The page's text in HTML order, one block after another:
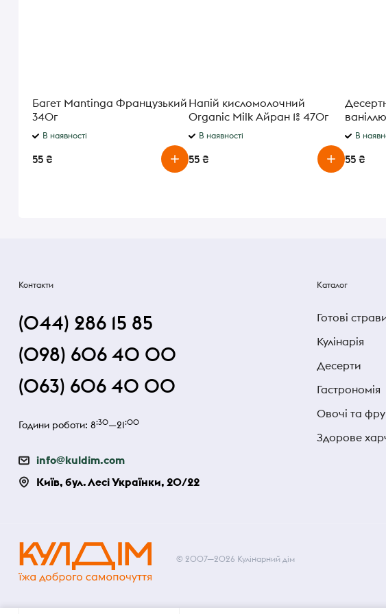
Багет Mantinga Французький
340г
В наявності
55 ₴
Напій кисломолочний
Organic Milk Айран 1% 470г
В наявності
55 ₴
В
55 ₴
Контакти
(044) 286 15 85
(098) 606 40 00
(063) 606 40 00
Години роботи: 8:30—21:00
info@kuldim.com
Київ, бул. Лесі Українки, 20/22
Каталог
Готові
Кулінарія
Десерти
Гастрономія
Овочі та
Здорове
© 2007—2026 Кулінарний дім